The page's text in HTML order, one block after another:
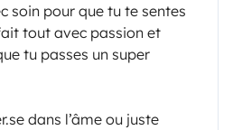
soin pour que tu te sentes
tout avec passion et
tu passes un super
dans l’âme ou juste